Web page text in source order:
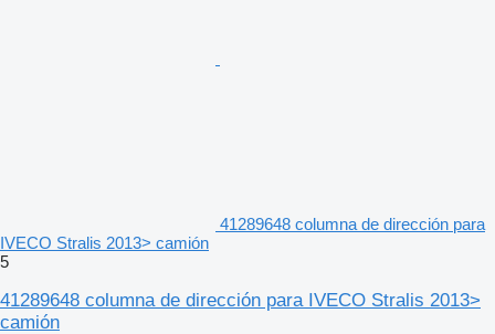
41289648 columna de dirección para
IVECO Stralis 2013> camión
5
41289648 columna de dirección para IVECO Stralis 2013>
camión